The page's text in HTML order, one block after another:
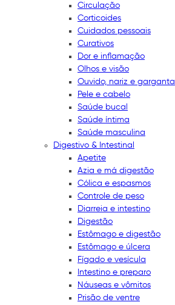
Circulação
Corticoides
Cuidados pessoais
Curativos
Dor e inflamação
Olhos e visão
Ouvido, nariz e garganta
Pele e cabelo
Saúde bucal
Saúde íntima
Saúde masculina
Digestivo & Intestinal
Apetite
Azia e má digestão
Cólica e espasmos
Controle de peso
Diarreia e intestino
Digestão
Estômago e digestão
Estômago e úlcera
Fígado e vesícula
Intestino e preparo
Náuseas e vômitos
Prisão de ventre